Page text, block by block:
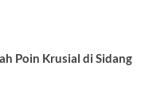
Poin Krusial di Sidang